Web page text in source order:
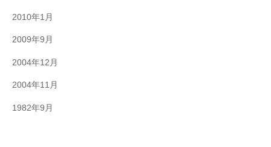
2010年1月
2009年9月
2004年12月
2004年11月
1982年9月